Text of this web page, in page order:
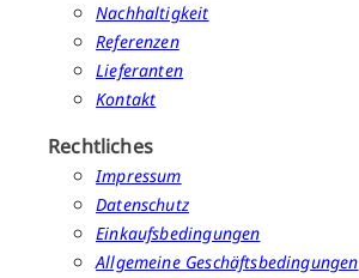
Nachhaltigkeit
Referenzen
Lieferanten
Kontakt
Rechtliches
Impressum
Datenschutz
Einkaufsbedingungen
Allgemeine Geschäftsbedingungen